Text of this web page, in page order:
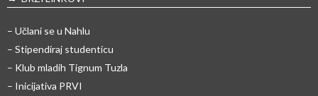
– Učlani se u Nahlu
– Stipendiraj studenticu
– Klub mladih Tignum Tuzla
– Inicijativa PRVI